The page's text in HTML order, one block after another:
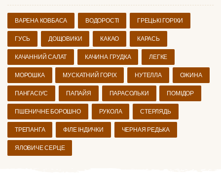
ВАРЕНА КОВБАСА ВОДОРОСТІ ГРЕЦЬКІ ГОРІХИ
ГУСЬ ДОЩОВИКИ КАКАО КАРАСЬ
КАЧАННИЙ САЛАТ КАЧИНА ГРУДКА ЛЕГКЕ
МОРОШКА МУСКАТНИЙ ГОРІХ НУТЕЛЛА ОЖИНА
ПАНГАСІУС ПАПАЙЯ ПАРАСОЛЬКИ ПОМІДОР
ПШЕНИЧНЕ БОРОШНО РУКОЛА СТЕРЛЯДЬ
ТРЕПАНГА ФІЛЕ ІНДИЧКИ ЧЕРНАЯ РЕДЬКА
ЯЛОВИЧЕ СЕРЦЕ